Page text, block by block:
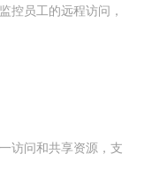
控员工的远程访问，
访问和共享资源，支